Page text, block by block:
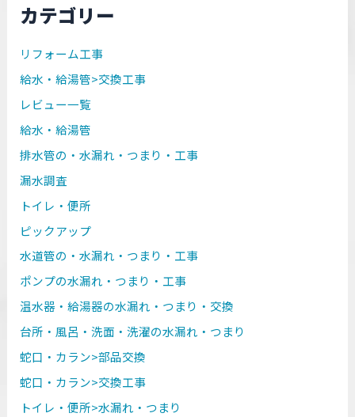
カテゴリー
リフォーム工事
給水・給湯管>交換工事
レビュー一覧
給水・給湯管
排水管の・水漏れ・つまり・工事
漏水調査
トイレ・便所
ピックアップ
水道管の・水漏れ・つまり・工事
ポンプの水漏れ・つまり・工事
温水器・給湯器の水漏れ・つまり・交換
台所・風呂・洗面・洗濯の水漏れ・つまり
蛇口・カラン>部品交換
蛇口・カラン>交換工事
トイレ・便所>水漏れ・つまり